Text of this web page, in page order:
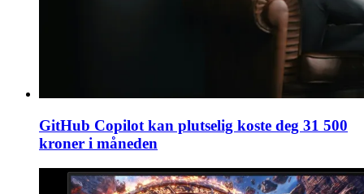
GitHub Copilot kan plutselig koste deg 31 500
kroner i måneden